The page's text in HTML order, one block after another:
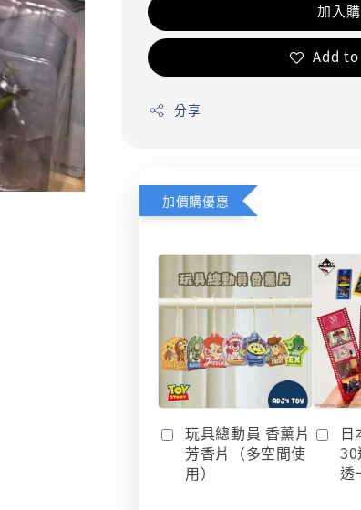
加入
Add
分享
加價購優惠
玩具總動員 香薰片
芳香片（多空間使
用）
日
30
透